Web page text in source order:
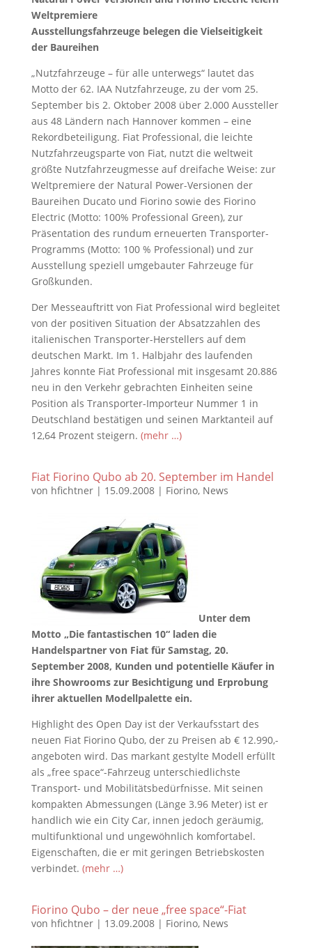
Weltpremiere
Ausstellungsfahrzeuge belegen die Vielseitigkeit
der Baureihen
„Nutzfahrzeuge – für alle unterwegs“ lautet das
Motto der 62. IAA Nutzfahrzeuge, zu der vom 25.
September bis 2. Oktober 2008 über 2.000 Aussteller
aus 48 Ländern nach Hannover kommen – eine
Rekordbeteiligung. Fiat Professional, die leichte
Nutzfahrzeugsparte von Fiat, nutzt die weltweit
größte Nutzfahrzeugmesse auf dreifache Weise: zur
Weltpremiere der Natural Power-Versionen der
Baureihen Ducato und Fiorino sowie des Fiorino
Electric (Motto: 100% Professional Green), zur
Präsentation des rundum erneuerten Transporter-
Programms (Motto: 100 % Professional) und zur
Ausstellung speziell umgebauter Fahrzeuge für
Großkunden.
Der Messeauftritt von Fiat Professional wird begleitet
von der positiven Situation der Absatzzahlen des
italienischen Transporter-Herstellers auf dem
deutschen Markt. Im 1. Halbjahr des laufenden
Jahres konnte Fiat Professional mit insgesamt 20.886
neu in den Verkehr gebrachten Einheiten seine
Position als Transporter-Importeur Nummer 1 in
Deutschland bestätigen und seinen Marktanteil auf
12,64 Prozent steigern. (mehr …)
Fiat Fiorino Qubo ab 20. September im Handel
von hfichtner| 15.09.2008| Fiorino, News
Unter dem
Motto „Die fantastischen 10“ laden die
Handelspartner von Fiat für Samstag, 20.
September 2008, Kunden und potentielle Käufer in
ihre Showrooms zur Besichtigung und Erprobung
ihrer aktuellen Modellpalette ein.
Highlight des Open Day ist der Verkaufsstart des
neuen Fiat Fiorino Qubo, der zu Preisen ab € 12.990,-
angeboten wird. Das markant gestylte Modell erfüllt
als „free space“-Fahrzeug unterschiedlichste
Transport- und Mobilitätsbedürfnisse. Mit seinen
kompakten Abmessungen (Länge 3.96 Meter) ist er
handlich wie ein City Car, innen jedoch geräumig,
multifunktional und ungewöhnlich komfortabel.
Eigenschaften, die er mit geringen Betriebskosten
verbindet. (mehr …)
Fiorino Qubo – der neue „free space“-Fiat
von hfichtner| 13.09.2008| Fiorino, News